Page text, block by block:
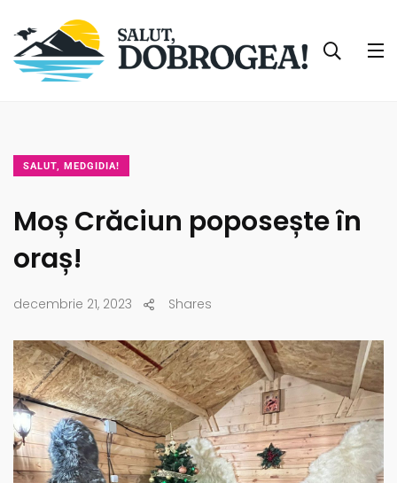
SALUT, MEDGIDIA!
Moș Crăciun poposește în
oraș!
decembrie 21, 2023 Shares